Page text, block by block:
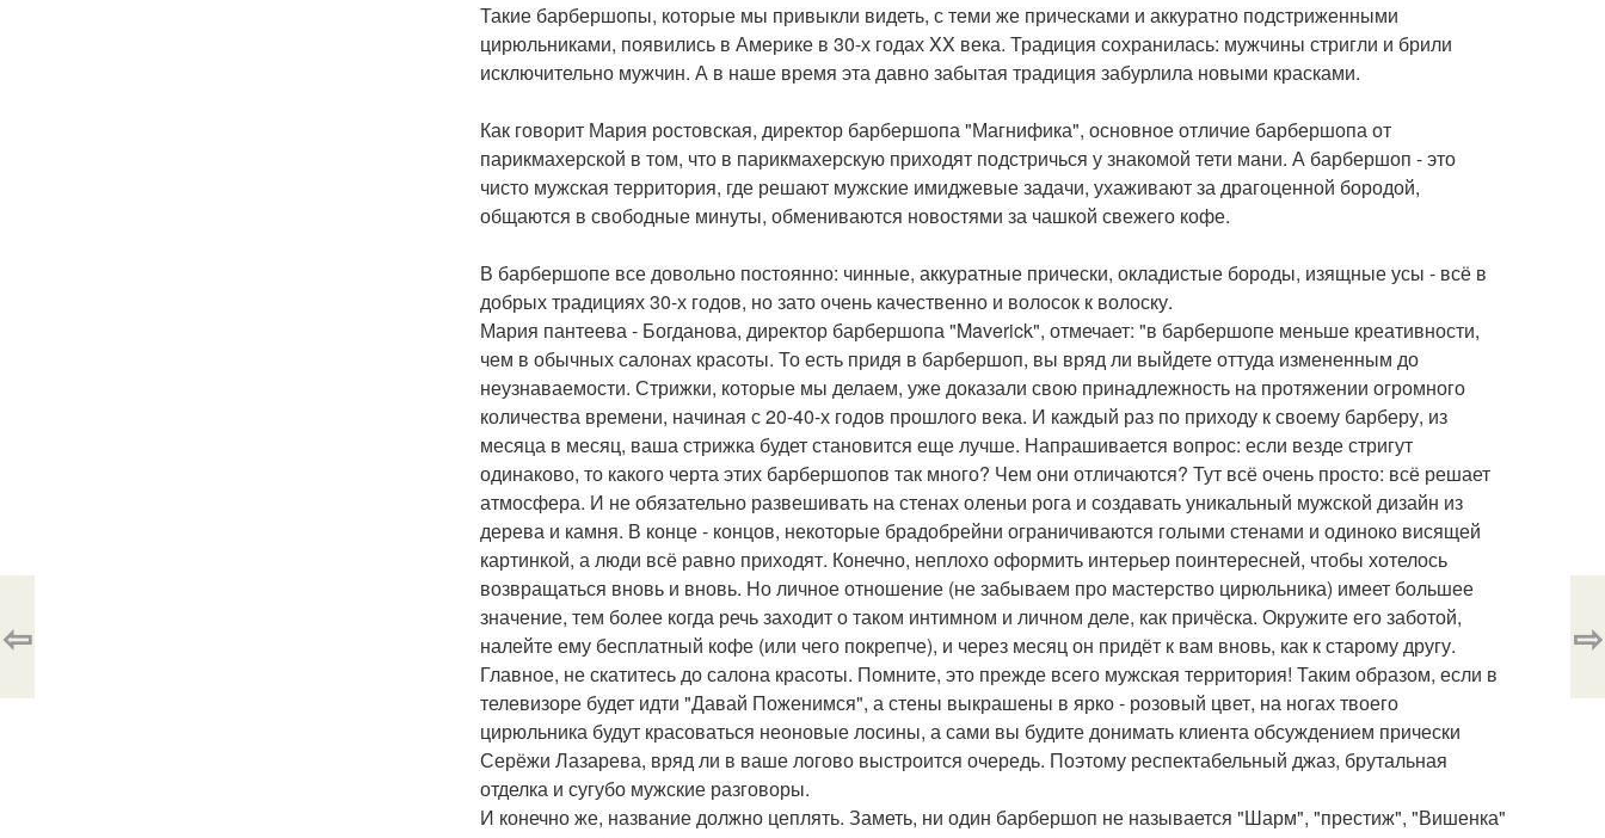
Такие барбершопы, которые мы привыкли видеть, с теми же прическами и аккуратно подстриженными
цирюльниками, появились в Америке в 30-х годах XX века. Традиция сохранилась: мужчины стригли и брили
исключительно мужчин. А в наше время эта давно забытая традиция забурлила новыми красками.
Как говорит Мария ростовская, директор барбершопа "Магнифика", основное отличие барбершопа от
парикмахерской в том, что в парикмахерскую приходят подстричься у знакомой тети мани. А барбершоп - это
чисто мужская территория, где решают мужские имиджевые задачи, ухаживают за драгоценной бородой,
общаются в свободные минуты, обмениваются новостями за чашкой свежего кофе.
В барбершопе все довольно постоянно: чинные, аккуратные прически, окладистые бороды, изящные усы - всё в
добрых традициях 30-х годов, но зато очень качественно и волосок к волоску.
Мария пантеева - Богданова, директор барбершопа "Maverick", отмечает: "в барбершопе меньше креативности,
чем в обычных салонах красоты. То есть придя в барбершоп, вы вряд ли выйдете оттуда измененным до
неузнаваемости. Стрижки, которые мы делаем, уже доказали свою принадлежность на протяжении огромного
количества времени, начиная с 20-40-х годов прошлого века. И каждый раз по приходу к своему барберу, из
месяца в месяц, ваша стрижка будет становится еще лучше. Напрашивается вопрос: если везде стригут
одинаково, то какого черта этих барбершопов так много? Чем они отличаются? Тут всё очень просто: всё решает
атмосфера. И не обязательно развешивать на стенах оленьи рога и создавать уникальный мужской дизайн из
дерева и камня. В конце - концов, некоторые брадобрейни ограничиваются голыми стенами и одиноко висящей
картинкой, а люди всё равно приходят. Конечно, неплохо оформить интерьер поинтересней, чтобы хотелось
возвращаться вновь и вновь. Но личное отношение (не забываем про мастерство цирюльника) имеет большее
значение, тем более когда речь заходит о таком интимном и личном деле, как причёска. Окружите его заботой,
налейте ему бесплатный кофе (или чего покрепче), и через месяц он придёт к вам вновь, как к старому другу.
Главное, не скатитесь до салона красоты. Помните, это прежде всего мужская территория! Таким образом, если в
телевизоре будет идти "Давай Поженимся", а стены выкрашены в ярко - розовый цвет, на ногах твоего
цирюльника будут красоваться неоновые лосины, а сами вы будите донимать клиента обсуждением прически
Серёжи Лазарева, вряд ли в ваше логово выстроится очередь. Поэтому респектабельный джаз, брутальная
отделка и сугубо мужские разговоры.
И конечно же, название должно цеплять. Заметь, ни один барбершоп не называется "Шарм", "престиж", "Вишенка"
⇦ ⇨